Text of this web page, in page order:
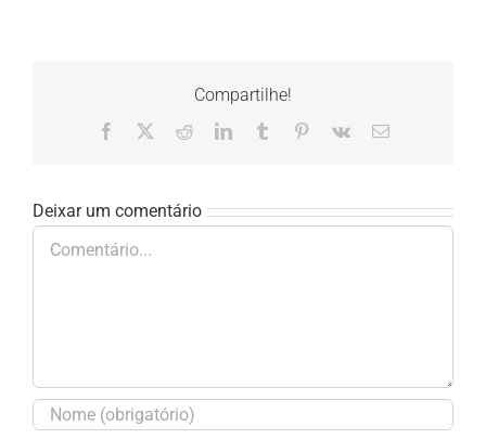
Compartilhe!
Facebook RedditLinkedInTumblr Pinterest
Vk
E-
Deixar um comentário
Comentário